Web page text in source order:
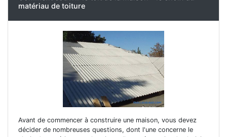
matériau de toiture
Avant de commencer à construire une maison, vous devez
décider de nombreuses questions, dont l'une concerne le